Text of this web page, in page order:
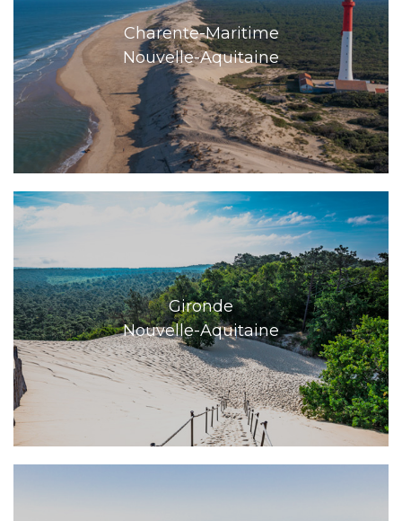
Charente-Maritime
Nouvelle-Aquitaine
Gironde
Nouvelle-Aquitaine